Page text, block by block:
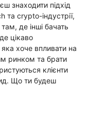
знаходити підхід
та crypto-індустрії,
де інші бачать
цікаво
хоче впливати на
ринком та брати
клієнти
Що ти будеш